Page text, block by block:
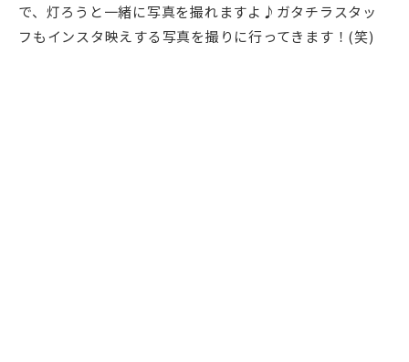
で、灯ろうと一緒に写真を撮れますよ♪ガタチラスタッ
フもインスタ映えする写真を撮りに行ってきます！(笑)